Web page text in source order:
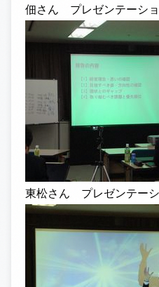
佃さん プレゼンテーシ
東松さん プレゼンテー